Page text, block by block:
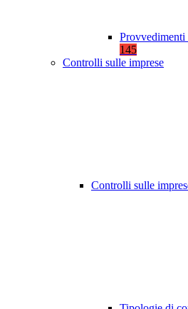
145
Controlli sulle imprese
Controlli sulle